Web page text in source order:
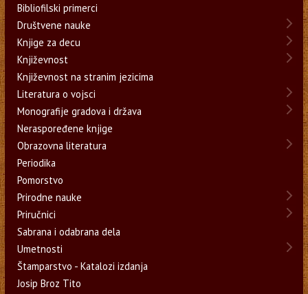
Bibliofilski primerci
Društvene nauke
Knjige za decu
Književnost
Književnost na stranim jezicima
Literatura o vojsci
Monografije gradova i država
Neraspoređene knjige
Obrazovna literatura
Periodika
Pomorstvo
Prirodne nauke
Priručnici
Sabrana i odabrana dela
Umetnosti
Štamparstvo - Katalozi izdanja
Josip Broz Tito